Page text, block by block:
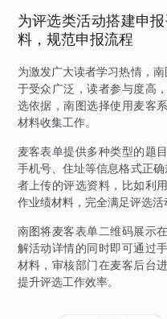
为评选类活动搭建申
料，规范申报流程
为激发广大读者学习热情，
于受众广泛，读者参与度高
选依据，南图选择使用麦客
材料收集工作。
麦客表单提供多种类型的题
手机号、住址等信息格式正
者上传的评选资料，比如利
作业绩材料，完全满足评选活
南图将麦客表单二维码展示
解活动详情的同时即可通过
材料，审核部门在麦客后台
提升评选工作效率。